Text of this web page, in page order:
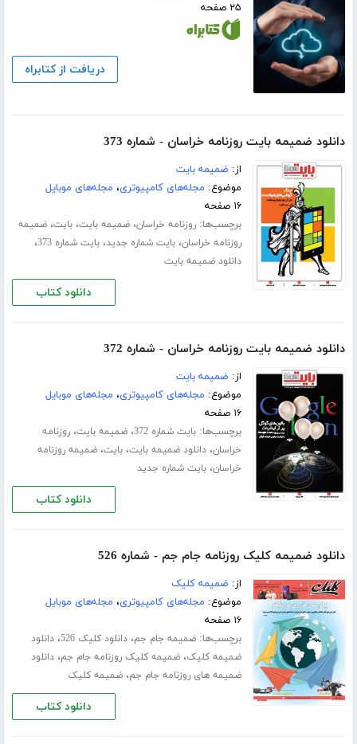
۲۵ صفحه
دریافت از کتابراه
دانلود ضمیمه بایت روزنامه خراسان - شماره 373
از: ضمیمه بایت
موضوع: مجله‌های کامپیوتری، مجله‌های موبایل
۱۶ صفحه
برچسب‌ها:روزنامه خراسان،ضمیمه بایت،بایت،ضمیمه
روزنامه خراسان،بایت شماره جدید،بایت شماره 373 ،
دانلود ضمیمه بایت
دانلود کتاب
دانلود ضمیمه بایت روزنامه خراسان - شماره 372
از: ضمیمه بایت
موضوع: مجله‌های کامپیوتری، مجله‌های موبایل
۱۶ صفحه
برچسب‌ها:بایت شماره 372 ،ضمیمه بایت،روزنامه
خراسان،دانلود ضمیمه بایت،بایت،ضمیمه روزنامه
خراسان،بایت شماره جدید
دانلود کتاب
دانلود ضمیمه کلیک روزنامه جام جم - شماره 526
از: ضمیمه کلیک
موضوع: مجله‌های کامپیوتری، مجله‌های موبایل
۱۶ صفحه
برچسب‌ها:ضمیمه جام جم،دانلود کلیک 526 ،دانلود
ضمیمه کلیک،ضمیمه کلیک روزنامه جام جم،دانلود
ضمیمه های روزنامه جام جم،ضمیمه کلیک
دانلود کتاب